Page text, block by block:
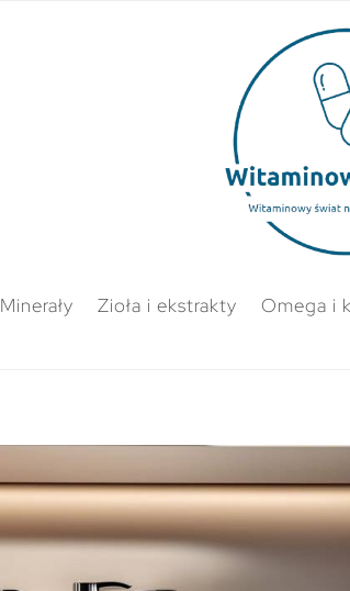
Minerały Zioła i ekstrakty Omega i